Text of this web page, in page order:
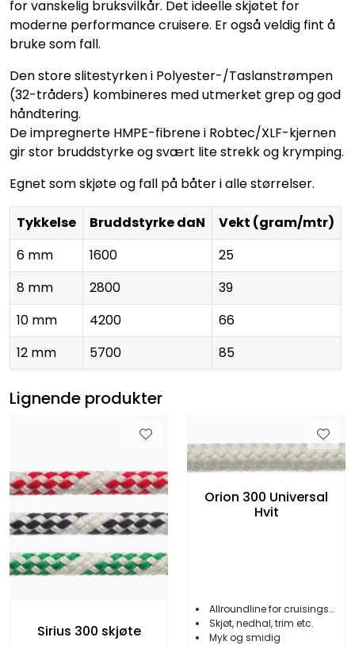
for vanskelig bruksvilkår. Det ideelle skjøtet for
moderne performance cruisere. Er også veldig fint å
bruke som fall.
Den store slitestyrken i Polyester-/Taslanstrømpen
(32-tråders) kombineres med utmerket grep og god
håndtering.
De impregnerte HMPE-fibrene i Robtec/XLF-kjernen
gir stor bruddstyrke og svært lite strekk og krymping.
Egnet som skjøte og fall på båter i alle størrelser.
Tykkelse Bruddstyrke daN
Vekt (gram/mtr)
6 mm
1600
25
8 mm
2800
39
10 mm
4200
66
12 mm
5700 85
Lignende produkter
Sirius 300 skjøte
Orion 300 Universal
Hvit
Allroundline for cruisingseilere
Skjøt, nedhal, trim etc.
Myk og smidig